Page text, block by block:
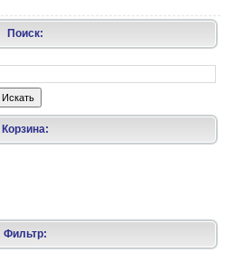
Поиск:
Корзина:
Фильтр: